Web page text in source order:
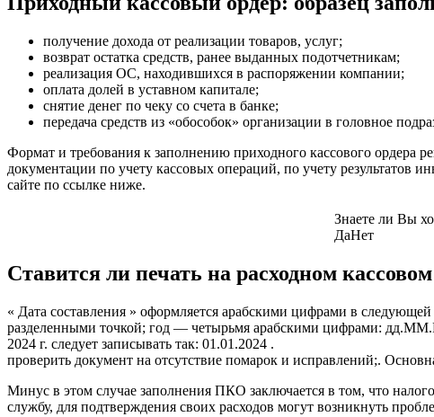
получение дохода от реализации товаров, услуг;
возврат остатка средств, ранее выданных подотчетникам;
реализация ОС, находившихся в распоряжении компании;
оплата долей в уставном капитале;
снятие денег по чеку со счета в банке;
передача средств из «обособок» организации в головное
Формат и требования к заполнению приходного кассового
документации по учету кассовых операций, по учету результатов
сайте по ссылке ниже.
Знаете ли Вы
ДаНет
Ставится ли печать на расходном
« Дата составления » оформляется арабскими цифрами в
разделенными точкой; год — четырьмя арабскими цифрами:
2024 г. следует записывать так: 01.01.2024 .
проверить документ на отсутствие помарок и исправлений;.
Минус в этом случае заполнения ПКО заключается в том, что
службу, для подтверждения своих расходов могут возникнуть